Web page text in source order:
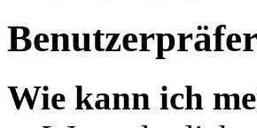
Wie kann ich